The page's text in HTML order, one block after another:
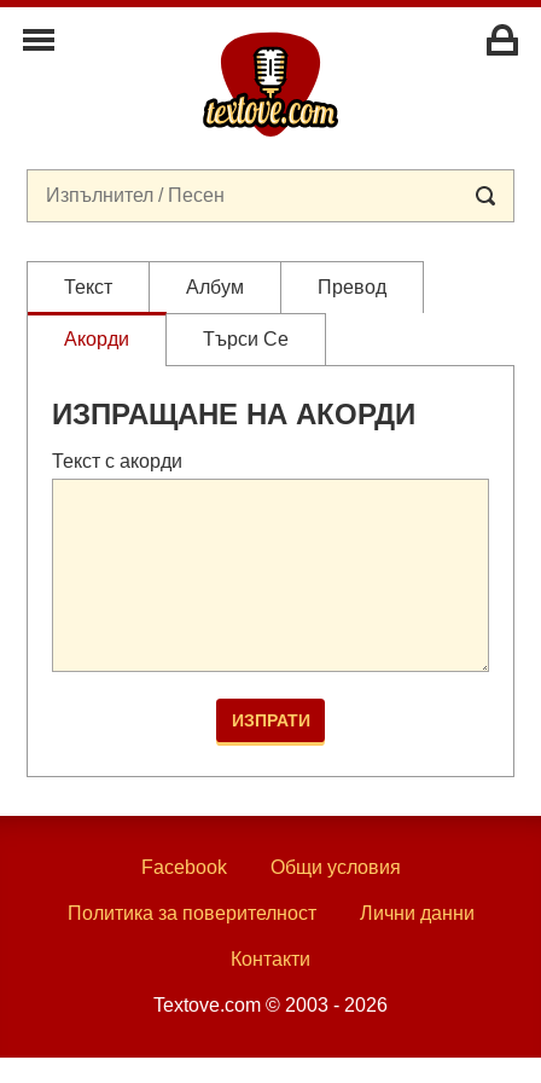
Текст Албум Превод
Акорди Търси Се
ИЗПРАЩАНЕ НА АКОРДИ
Текст с акорди
Facebook Общи условия
Политика за поверителност Лични данни
Контакти
Textove.com © 2003 - 2026